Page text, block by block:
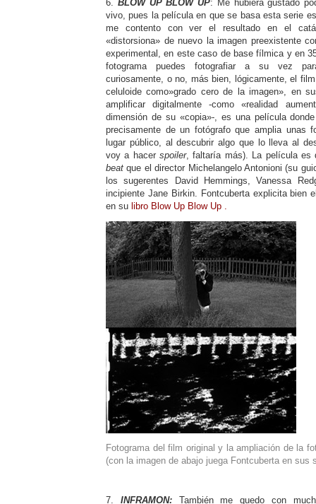
6. BLOW UP BLOW UP: Me hubiera gustado
vivo, pues la película en que se basa esta serie
me contento con ver el resultado en el
«distorsiona» de nuevo la imagen preexistente
experimental, en este caso de base fílmica y en
fotograma puedes fotografiar a su vez
curiosamente, o no, más bien, lógicamente, el
celuloide como»grado cero de la imagen», en
amplificar digitalmente -como «realidad
dimensión de su «copia»-, es una película
precisamente de un fotógrafo que amplia unas
lugar público, al descubrir algo que lo lleva al
voy a hacerspoiler, faltaría más). La película es
beat que el director Michelangelo Antonioni (su
los sugerentes David Hemmings, Vanessa
incipiente Jane Birkin. Fontcuberta explicita bien
en su libro Blow Up Blow Up .
Fotograma del film original y la ampliación de la
(con la imagen de abajo juega Fontcuberta en sus
7. INFRAMON: También me quedo con